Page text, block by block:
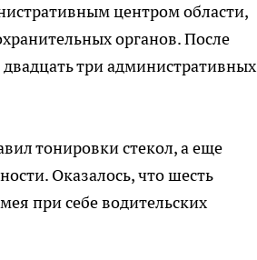
центром области,
органов. После
три административных
тонировки стекол, а еще
Оказалось, что шесть
при себе водительских